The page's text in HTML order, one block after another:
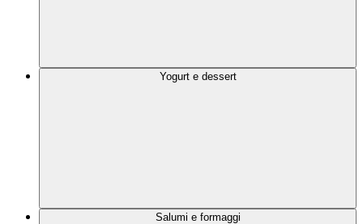
Yogurt e dessert
Salumi e formaggi